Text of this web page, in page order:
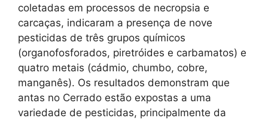
coletadas em processos de necropsia e
carcaças, indicaram a presença de nove
pesticidas de três grupos químicos
(organofosforados, piretróides e carbamatos) e
quatro metais (cádmio, chumbo, cobre,
manganês). Os resultados demonstram que
antas no Cerrado estão expostas a uma
variedade de pesticidas, principalmente da